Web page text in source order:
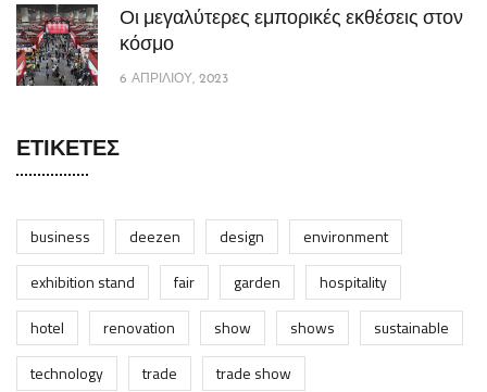
Οι μεγαλύτερες εμπορικές εκθέσεις στον
κόσμο
6 ΑΠΡΙΛΊΟΥ, 2023
ΕΤΙΚΈΤΕΣ
business deezen design
environment
exhibition stand
fair garden
hospitality
hotel
renovation show shows
sustainable
technology
trade
trade show